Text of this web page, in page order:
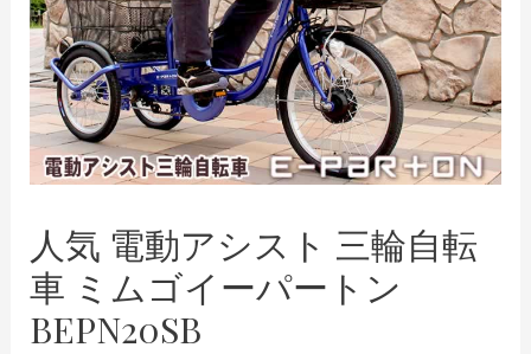
人気 電動アシスト 三輪自転
車 ミムゴイーパートン
BEPN20SB